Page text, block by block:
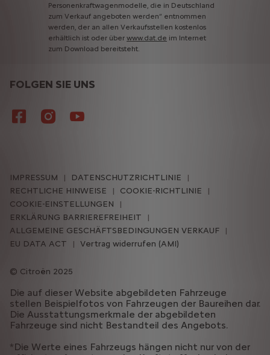
Personenkraftwagenmodelle, die in Deutschland
zum Verkauf angeboten werden“ entnommen
werden, der an allen Verkaufsstellen kostenlos
erhältlich ist oder über www.dat.de im Internet
zum Download bereitsteht.
FOLGEN SIE UNS
Citroën 2025
IMPRESSUM
DATENSCHUTZRICHTLINIE
RECHTLICHE HINWEISE
COOKIE-RICHTLINIE
COOKIE-EINSTELLUNGEN
ERKLÄRUNG BARRIEREFREIHEIT
ALLGEMEINE GESCHÄFTSBEDINGUNGEN VERKAUF
EU DATA ACT
Vertrag widerrufen (AMI)
Die auf dieser Website abgebildeten Fahrzeuge
stellen Beispielfotos von Fahrzeugen der Baureihen dar.
Die Ausstattungsmerkmale der abgebildeten
Fahrzeuge sind nicht Bestandteil des Angebots.
*Die Werte eines Fahrzeugs hängen nicht nur von der